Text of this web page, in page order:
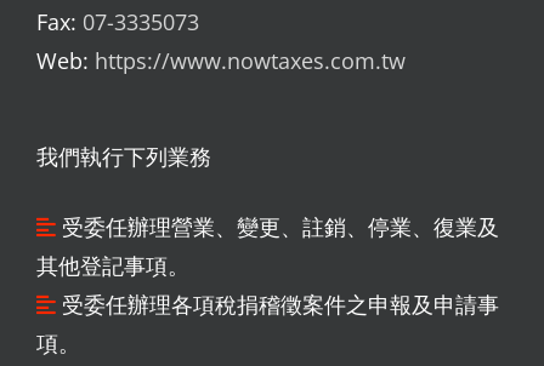
Fax: 07-3335073
Web: https://www.nowtaxes.com.tw
我們執行下列業務
受委任辦理營業、變更、註銷、停業、復業及
其他登記事項。
受委任辦理各項稅捐稽徵案件之申報及申請事
項。